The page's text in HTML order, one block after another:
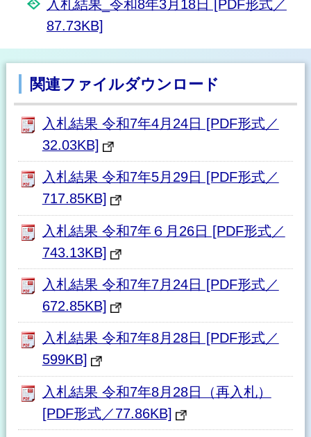
入札結果_令和8年3月18日 [PDF形式／
87.73KB]
関連ファイルダウンロード
入札結果 令和7年4月24日 [PDF形式／
32.03KB]
入札結果 令和7年5月29日 [PDF形式／
717.85KB]
入札結果 令和7年６月26日 [PDF形式／
743.13KB]
入札結果 令和7年7月24日 [PDF形式／
672.85KB]
入札結果 令和7年8月28日 [PDF形式／
599KB]
入札結果 令和7年8月28日（再入札）
[PDF形式／77.86KB]